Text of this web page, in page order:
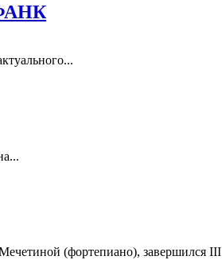
(фортепиано), завершился III